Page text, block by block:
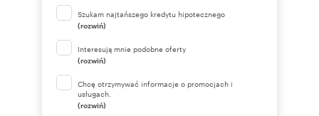
Szukam najtańszego kredytu hipotecznego
(rozwiń)
Interesują mnie podobne oferty
(rozwiń)
Chcę otrzymywać informacje o promocjach i
usługach.
(rozwiń)